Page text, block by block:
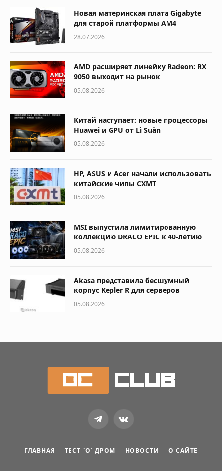
Новая материнская плата Gigabyte
для старой платформы AM4
28.07.2026
AMD расширяет линейку Radeon: RX
9050 выходит на рынок
05.08.2026
Китай наступает: новые процессоры
Huawei и GPU от Lì Suàn
05.08.2026
HP, ASUS и Acer начали использовать
китайские чипы CXMT
05.08.2026
MSI выпустила лимитированную
коллекцию DRACO EPIC к 40-летию
05.08.2026
Akasa представила бесшумный
корпус Kepler R для серверов
05.08.2026
TelegramVKontakte
ГЛАВНАЯ ТЕСТ `О` ДРОМ НОВОСТИ О САЙТЕ